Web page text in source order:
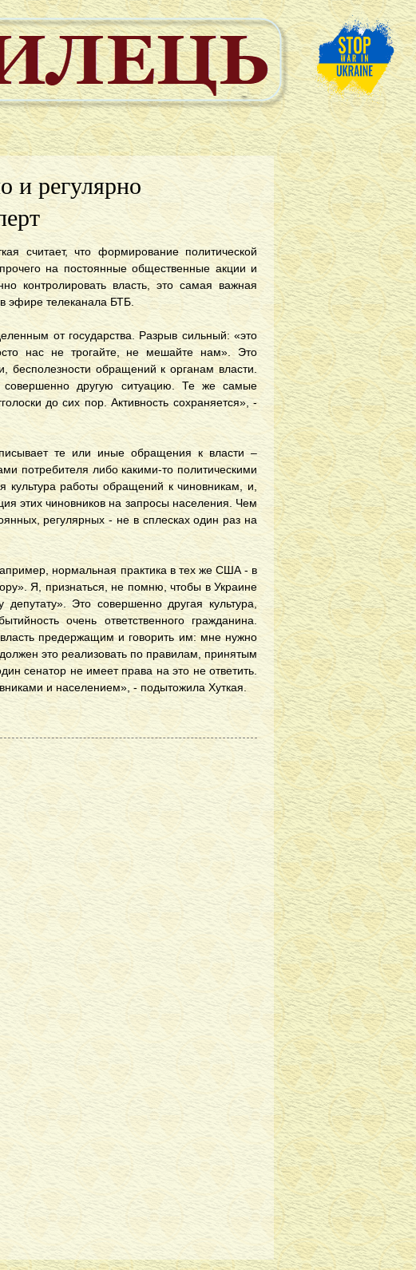
и регулярно
считает, что формирование политической
на постоянные общественные акции и
контролировать власть, это самая важная
эфире телеканала БТБ.
от государства. Разрыв сильный: «это
нас не трогайте, не мешайте нам». Это
бесполезности обращений к органам власти.
другую ситуацию. Те же самые
до сих пор. Активность сохраняется», -
те или иные обращения к власти –
потребителя либо какими-то политическими
культура работы обращений к чиновникам, и,
этих чиновников на запросы населения. Чем
регулярных - не в сплесках один раз на
нормальная практика в тех же США - в
Я, признаться, не помню, чтобы в Украине
Это совершенно другая культура,
очень ответственного гражданина.
предержащим и говорить им: мне нужно
это реализовать по правилам, принятым
сенатор не имеет права на это не ответить.
и населением», - подытожила Хуткая.